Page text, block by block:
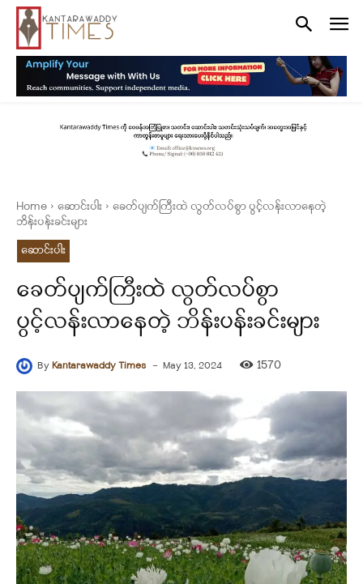
Home ဆောင်းပါး
ခေတ်ပျက်ကြီးထဲ လွတ်လပ်စွာ ပွင့်လန်းလာနေတဲ့
ဘိန်းပန်းခင်းများ
ဆောင်းပါး
ခေတ်ပျက်ကြီးထဲ လွတ်လပ်စွာ
ပွင့်လန်းလာနေတဲ့ ဘိန်းပန်းခင်းများ
ByKantarawaddy Times - May 13, 2024 1570